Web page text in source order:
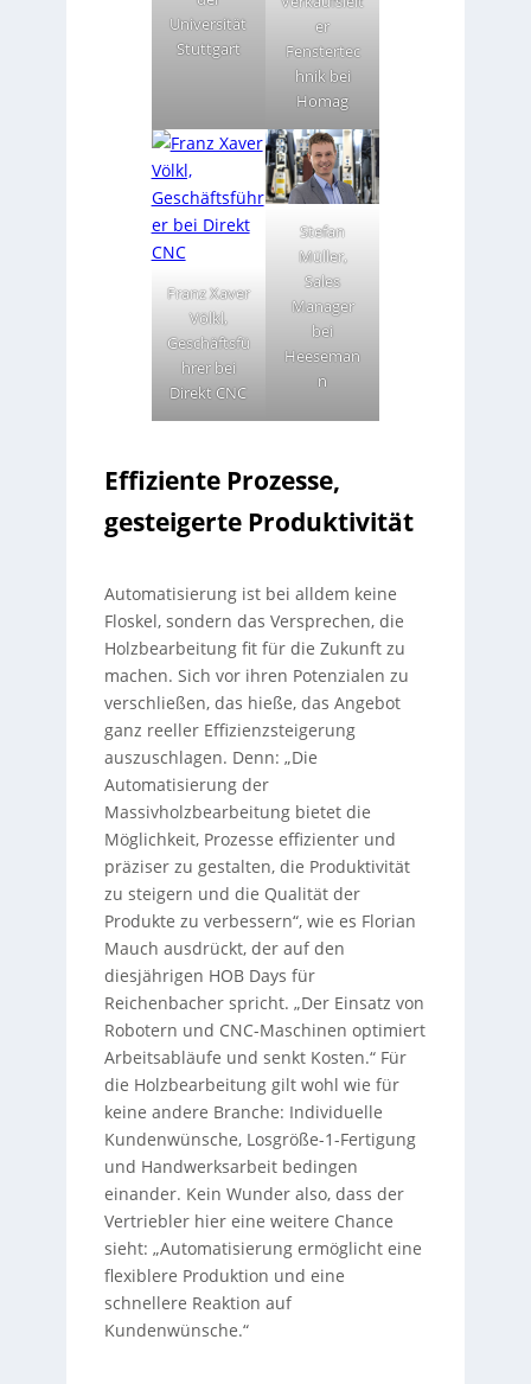
Universität
Stuttgart
er
Fenstertec
hnik bei
Homag
Franz Xaver
Völkl,
Geschäftsfü
hrer bei
Direkt CNC
Stefan
Müller,
Sales
Manager
bei
Heeseman
n
Effiziente Prozesse,
gesteigerte Produktivität
Automatisierung ist bei alldem keine
Floskel, sondern das Versprechen, die
Holzbearbeitung fit für die Zukunft zu
machen. Sich vor ihren Potenzialen zu
verschließen, das hieße, das Angebot
ganz reeller Effizienzsteigerung
auszuschlagen. Denn: „Die
Automatisierung der
Massivholzbearbeitung bietet die
Möglichkeit, Prozesse effizienter und
präziser zu gestalten, die Produktivität
zu steigern und die Qualität der
Produkte zu verbessern“, wie es Florian
Mauch ausdrückt, der auf den
diesjährigen HOB Days für
Reichenbacher spricht. „Der Einsatz von
Robotern und CNC-Maschinen optimiert
Arbeitsabläufe und senkt Kosten.“ Für
die Holzbearbeitung gilt wohl wie für
keine andere Branche: Individuelle
Kundenwünsche, Losgröße-1-Fertigung
und Handwerksarbeit bedingen
einander. Kein Wunder also, dass der
Vertriebler hier eine weitere Chance
sieht: „Automatisierung ermöglicht eine
flexiblere Produktion und eine
schnellere Reaktion auf
Kundenwünsche.“